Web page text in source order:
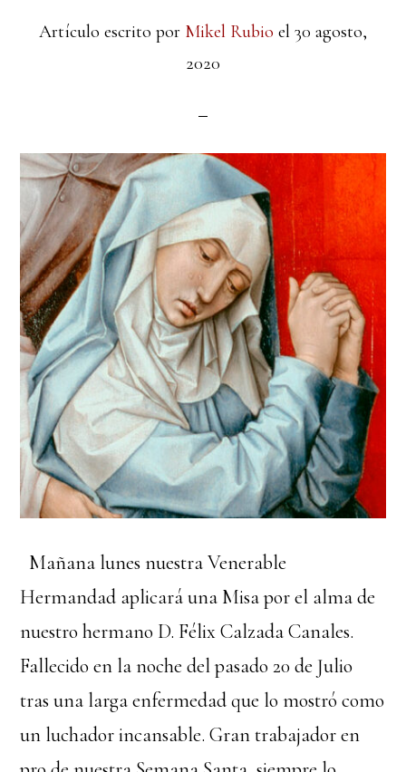
Artículo escrito por Mikel Rubio el 30 agosto,
2020
Mañana lunes nuestra Venerable
Hermandad aplicará una Misa por el alma de
nuestro hermano D. Félix Calzada Canales.
Fallecido en la noche del pasado 20 de Julio
tras una larga enfermedad que lo mostró como
un luchador incansable. Gran trabajador en